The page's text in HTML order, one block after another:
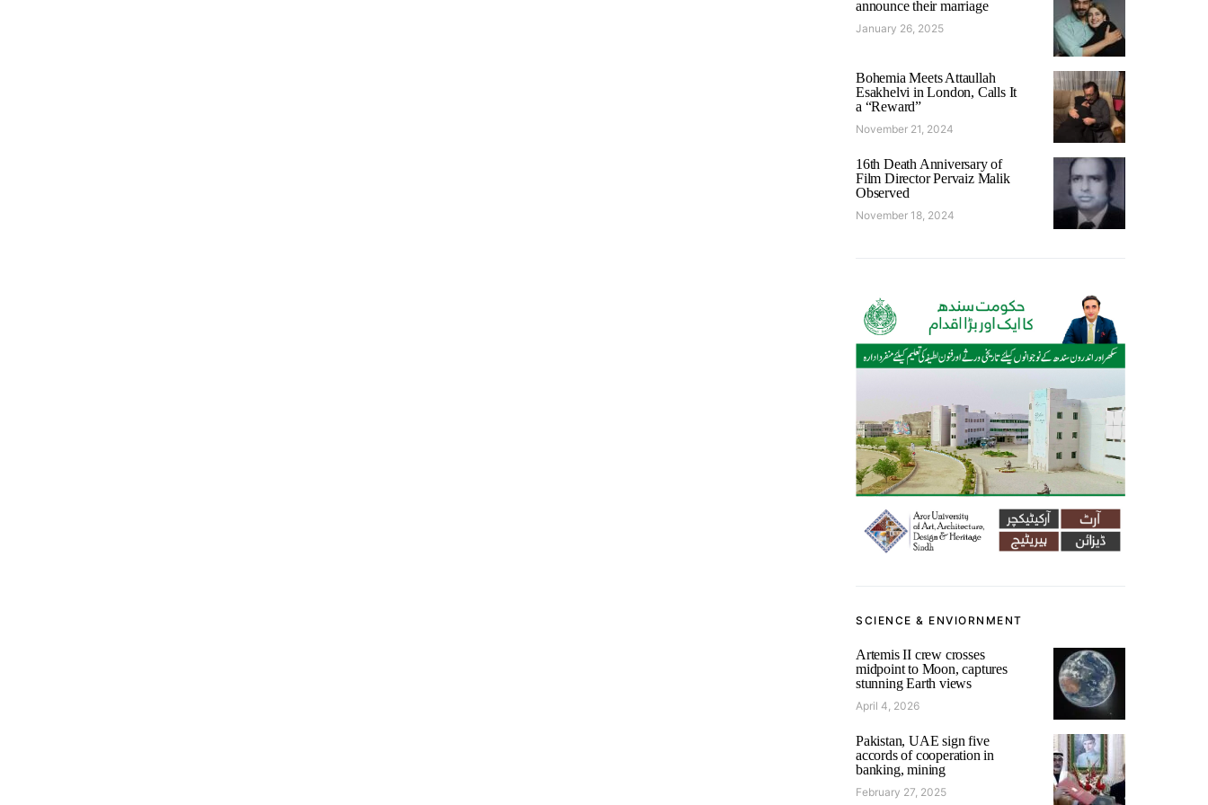
announce their marriage
January 26, 2025
Bohemia Meets Attaullah
Esakhelvi in London, Calls It
a “Reward”
November 21, 2024
16th Death Anniversary of
Film Director Pervaiz Malik
Observed
November 18, 2024
SCIENCE & ENVIORNMENT
Artemis II crew crosses
midpoint to Moon, captures
stunning Earth views
April 4, 2026
Pakistan, UAE sign five
accords of cooperation in
banking, mining
February 27, 2025